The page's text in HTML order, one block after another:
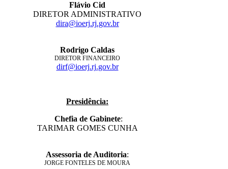
Flávio Cid
DIRETOR ADMINISTRATIVO
dira@ioerj.rj.gov.br
Rodrigo Caldas
DIRETOR FINANCEIRO
dirf@ioerj.rj.gov.br
Presidência:
Chefia de Gabinete:
TARIMAR GOMES CUNHA
Assessoria de Auditoria:
JORGE FONTELES DE MOURA